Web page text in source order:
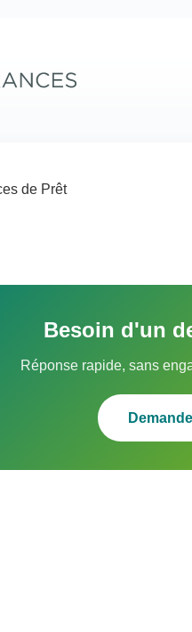
de Prêt
Besoin d'un
Réponse rapide, sans